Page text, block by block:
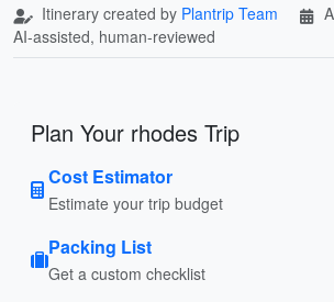
Itinerary created by Plantrip Team
AI-assisted, human-reviewed
Plan Your rhodes Trip
Cost Estimator
Estimate your trip budget
Packing List
Get a custom checklist